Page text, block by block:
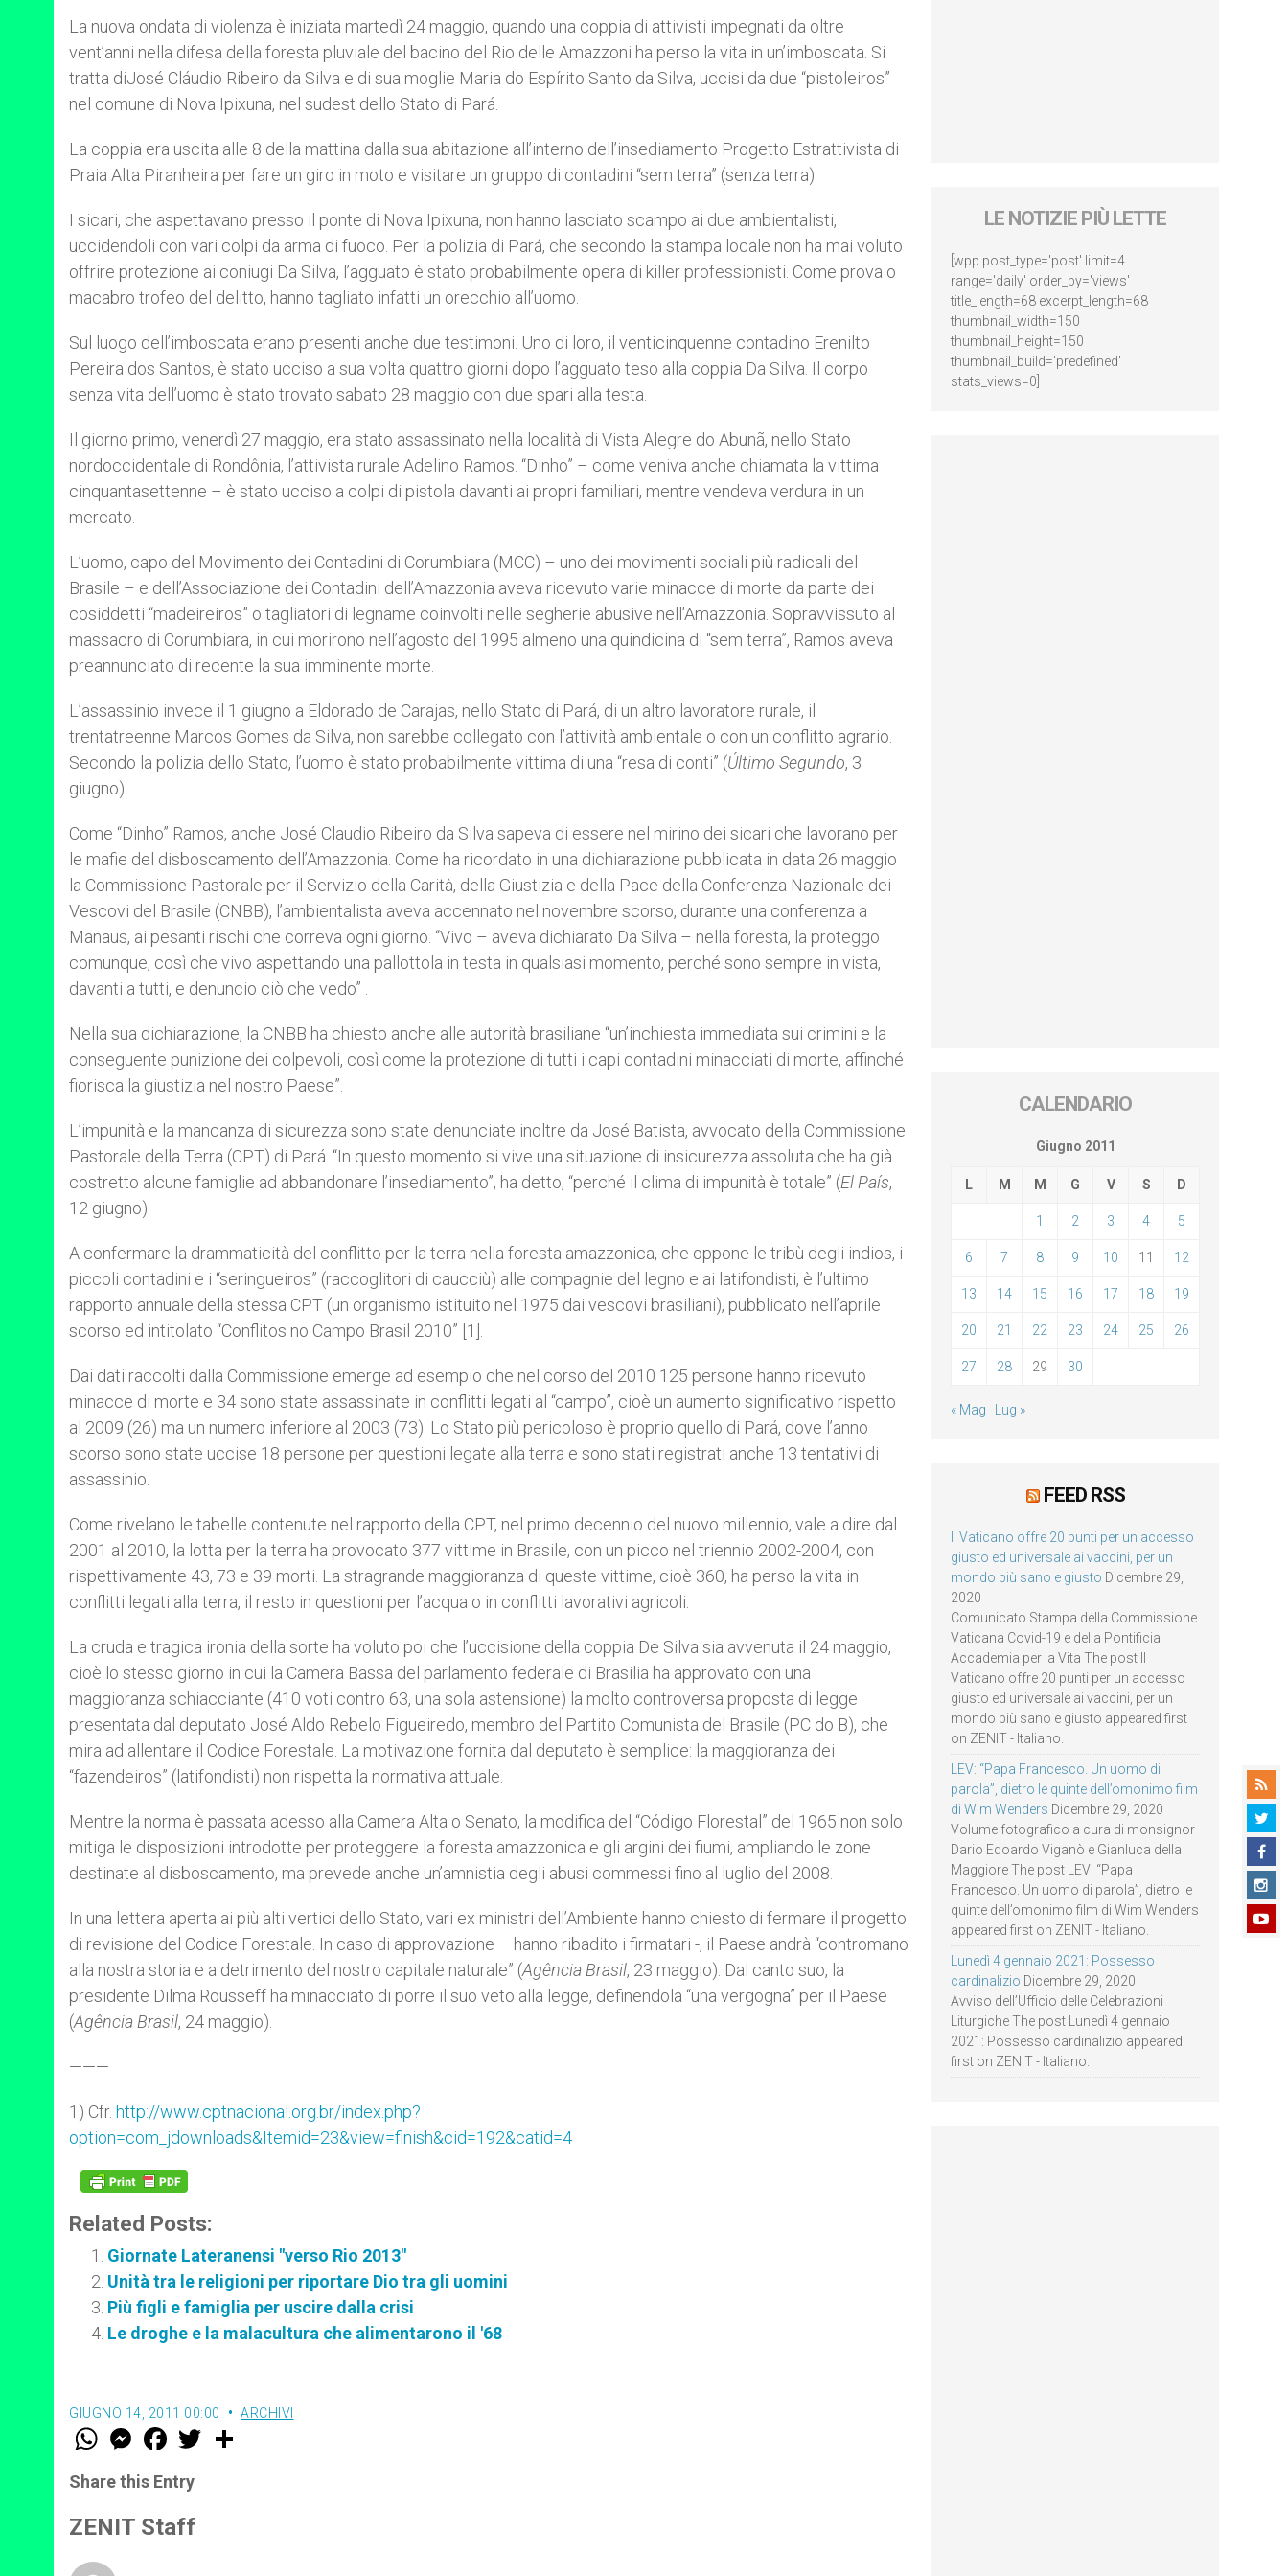
La nuova ondata di violenza è iniziata martedì 24 maggio, quando una coppia di attivisti impegnati da oltre
vent’anni nella difesa della foresta pluviale del bacino del Rio delle Amazzoni ha perso la vita in un’imboscata. Si
tratta diJosé Cláudio Ribeiro da Silva e di sua moglie Maria do Espírito Santo da Silva, uccisi da due “pistoleiros”
nel comune di Nova Ipixuna, nel sudest dello Stato di Pará.
La coppia era uscita alle 8 della mattina dalla sua abitazione all’interno dell’insediamento Progetto Estrattivista di
Praia Alta Piranheira per fare un giro in moto e visitare un gruppo di contadini “sem terra” (senza terra).
I sicari, che aspettavano presso il ponte di Nova Ipixuna, non hanno lasciato scampo ai due ambientalisti,
uccidendoli con vari colpi da arma di fuoco. Per la polizia di Pará, che secondo la stampa locale non ha mai voluto
offrire protezione ai coniugi Da Silva, l’agguato è stato probabilmente opera di killer professionisti. Come prova o
macabro trofeo del delitto, hanno tagliato infatti un orecchio all’uomo.
Sul luogo dell’imboscata erano presenti anche due testimoni. Uno di loro, il venticinquenne contadino Erenilto
Pereira dos Santos, è stato ucciso a sua volta quattro giorni dopo l’agguato teso alla coppia Da Silva. Il corpo
senza vita dell’uomo è stato trovato sabato 28 maggio con due spari alla testa.
Il giorno primo, venerdì 27 maggio, era stato assassinato nella località di Vista Alegre do Abunã, nello Stato
nordoccidentale di Rondônia, l’attivista rurale Adelino Ramos. “Dinho” – come veniva anche chiamata la vittima
cinquantasettenne – è stato ucciso a colpi di pistola davanti ai propri familiari, mentre vendeva verdura in un
mercato.
L’uomo, capo del Movimento dei Contadini di Corumbiara (MCC) – uno dei movimenti sociali più radicali del
Brasile – e dell’Associazione dei Contadini dell’Amazzonia aveva ricevuto varie minacce di morte da parte dei
cosiddetti “madeireiros” o tagliatori di legname coinvolti nelle segherie abusive nell’Amazzonia. Sopravvissuto al
massacro di Corumbiara, in cui morirono nell’agosto del 1995 almeno una quindicina di “sem terra”, Ramos aveva
preannunciato di recente la sua imminente morte.
L’assassinio invece il 1 giugno a Eldorado de Carajas, nello Stato di Pará, di un altro lavoratore rurale, il
trentatreenne Marcos Gomes da Silva, non sarebbe collegato con l’attività ambientale o con un conflitto agrario.
Secondo la polizia dello Stato, l’uomo è stato probabilmente vittima di una “resa di conti” (Último Segundo, 3
giugno).
Come “Dinho” Ramos, anche José Claudio Ribeiro da Silva sapeva di essere nel mirino dei sicari che lavorano per
le mafie del disboscamento dell’Amazzonia. Come ha ricordato in una dichiarazione pubblicata in data 26 maggio
la Commissione Pastorale per il Servizio della Carità, della Giustizia e della Pace della Conferenza Nazionale dei
Vescovi del Brasile (CNBB), l’ambientalista aveva accennato nel novembre scorso, durante una conferenza a
Manaus, ai pesanti rischi che correva ogni giorno. “Vivo – aveva dichiarato Da Silva – nella foresta, la proteggo
comunque, così che vivo aspettando una pallottola in testa in qualsiasi momento, perché sono sempre in vista,
davanti a tutti, e denuncio ciò che vedo” .
Nella sua dichiarazione, la CNBB ha chiesto anche alle autorità brasiliane “un’inchiesta immediata sui crimini e la
conseguente punizione dei colpevoli, così come la protezione di tutti i capi contadini minacciati di morte, affinché
fiorisca la giustizia nel nostro Paese”.
L’impunità e la mancanza di sicurezza sono state denunciate inoltre da José Batista, avvocato della Commissione
Pastorale della Terra (CPT) di Pará. “In questo momento si vive una situazione di insicurezza assoluta che ha già
costretto alcune famiglie ad abbandonare l’insediamento”, ha detto, “perché il clima di impunità è totale” (El País,
12 giugno).
A confermare la drammaticità del conflitto per la terra nella foresta amazzonica, che oppone le tribù degli indios, i
piccoli contadini e i “seringueiros” (raccoglitori di caucciù) alle compagnie del legno e ai latifondisti, è l’ultimo
rapporto annuale della stessa CPT (un organismo istituito nel 1975 dai vescovi brasiliani), pubblicato nell’aprile
scorso ed intitolato “Conflitos no Campo Brasil 2010” [1].
Dai dati raccolti dalla Commissione emerge ad esempio che nel corso del 2010 125 persone hanno ricevuto
minacce di morte e 34 sono state assassinate in conflitti legati al “campo”, cioè un aumento significativo rispetto
al 2009 (26) ma un numero inferiore al 2003 (73). Lo Stato più pericoloso è proprio quello di Pará, dove l’anno
scorso sono state uccise 18 persone per questioni legate alla terra e sono stati registrati anche 13 tentativi di
assassinio.
Come rivelano le tabelle contenute nel rapporto della CPT, nel primo decennio del nuovo millennio, vale a dire dal
2001 al 2010, la lotta per la terra ha provocato 377 vittime in Brasile, con un picco nel triennio 2002-2004, con
rispettivamente 43, 73 e 39 morti. La stragrande maggioranza di queste vittime, cioè 360, ha perso la vita in
conflitti legati alla terra, il resto in questioni per l’acqua o in conflitti lavorativi agricoli.
La cruda e tragica ironia della sorte ha voluto poi che l’uccisione della coppia De Silva sia avvenuta il 24 maggio,
cioè lo stesso giorno in cui la Camera Bassa del parlamento federale di Brasilia ha approvato con una
maggioranza schiacciante (410 voti contro 63, una sola astensione) la molto controversa proposta di legge
presentata dal deputato José Aldo Rebelo Figueiredo, membro del Partito Comunista del Brasile (PC do B), che
mira ad allentare il Codice Forestale. La motivazione fornita dal deputato è semplice: la maggioranza dei
“fazendeiros” (latifondisti) non rispetta la normativa attuale.
Mentre la norma è passata adesso alla Camera Alta o Senato, la modifica del “Código Florestal” del 1965 non solo
mitiga le disposizioni introdotte per proteggere la foresta amazzonica e gli argini dei fiumi, ampliando le zone
destinate al disboscamento, ma prevede anche un’amnistia degli abusi commessi fino al luglio del 2008.
In una lettera aperta ai più alti vertici dello Stato, vari ex ministri dell’Ambiente hanno chiesto di fermare il progetto
di revisione del Codice Forestale. In caso di approvazione – hanno ribadito i firmatari -, il Paese andrà “contromano
alla nostra storia e a detrimento del nostro capitale naturale” (Agência Brasil, 23 maggio). Dal canto suo, la
presidente Dilma Rousseff ha minacciato di porre il suo veto alla legge, definendola “una vergogna” per il Paese
(Agência Brasil, 24 maggio).
———
1) Cfr. http://www.cptnacional.org.br/index.php?
option=com_jdownloads&Itemid=23&view=finish&cid=192&catid=4
Related Posts:
Giornate Lateranensi "verso Rio 2013"
Unità tra le religioni per riportare Dio tra gli uomini
Più figli e famiglia per uscire dalla crisi
Le droghe e la malacultura che alimentarono il '68
GIUGNO 14, 2011 00:00 ARCHIVI
W
t
s
p
p
M
e
s
e
g
e
F
a
e
b
o
k
w
Share this Entry
ZENIT Staff
LE NOTIZIE PIÙ LETTE
[wpp post_type='post' limit=4
range='daily' order_by='views'
title_length=68 excerpt_length=68
thumbnail_width=150
thumbnail_height=150
thumbnail_build='predefined'
stats_views=0]
CALENDARIO
Giugno 2011
L M M G V S D
1 2 3 4 5
6 7 8 9 10 11 12
13 14 15 16 17 18 19
20 21 22 23 24 25 26
27 28 29 30
« Mag Lug »
FEED RSS
Il Vaticano offre 20 punti per un accesso
giusto ed universale ai vaccini, per un
mondo più sano e giusto Dicembre 29,
2020
Comunicato Stampa della Commissione
Vaticana Covid-19 e della Pontificia
Accademia per la Vita The post Il
Vaticano offre 20 punti per un accesso
giusto ed universale ai vaccini, per un
mondo più sano e giusto appeared first
on ZENIT - Italiano.
LEV: “Papa Francesco. Un uomo di
parola”, dietro le quinte dell’omonimo film
di Wim Wenders Dicembre 29, 2020
Volume fotografico a cura di monsignor
Dario Edoardo Viganò e Gianluca della
Maggiore The post LEV: “Papa
Francesco. Un uomo di parola”, dietro le
quinte dell’omonimo film di Wim Wenders
appeared first on ZENIT - Italiano.
Lunedì 4 gennaio 2021: Possesso
cardinalizio Dicembre 29, 2020
Avviso dell’Ufficio delle Celebrazioni
Liturgiche The post Lunedì 4 gennaio
2021: Possesso cardinalizio appeared
first on ZENIT - Italiano.